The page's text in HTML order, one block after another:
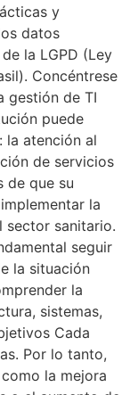
y
datos
la LGPD (Ley
Concéntrese
gestión de TI
puede
la atención al
de servicios
de que su
la
sector sanitario.
seguir
la situación
la
sistemas,
Cada
Por lo tanto,
la mejora